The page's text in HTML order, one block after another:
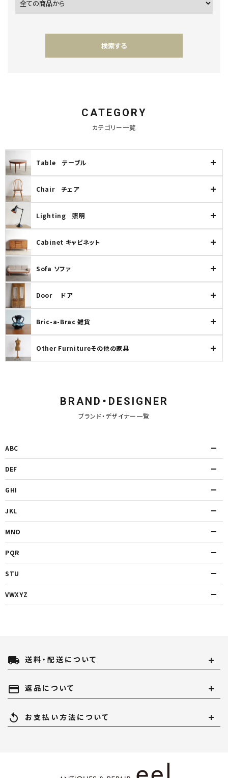
検索する
CATEGORY
カテゴリー一覧
Table テーブル
Chair チェア
Lighting 照明
Cabinet キャビネット
Sofa ソファ
Door ドア
Bric-a-Brac 雑貨
Other Furnitureその他の家具
BRAND・DESIGNER
ブランド・デザイナー一覧
ABC
DEF
GHI
JKL
MNO
PQR
STU
VWXYZ
local_shipping 送料・配送について
payment 返品について
replay お支払い方法について